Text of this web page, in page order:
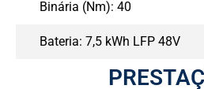
Binária (Nm): 40
Bateria: 7,5 kWh LFP 48V